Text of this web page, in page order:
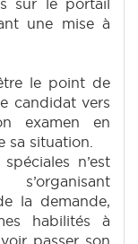
sur le portail
une mise à
le point de
candidat vers
examen en
sa situation.
n’est
la demande,
habilités à